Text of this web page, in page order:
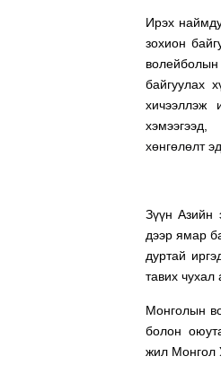
Ирэх
зохион
байгуулах
хичээллэж
хөнгөлөлт
Зүүн Азийн
дээр ямар
дуртай
тавих
Монголын
болон
жил Монгол